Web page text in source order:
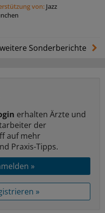
von: Jazz
weitere Sonderberichte
erhalten Ärzte und
der
auf mehr
Praxis-Tipps.
»
»